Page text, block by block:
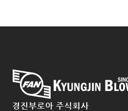
경진부로아 주식회사